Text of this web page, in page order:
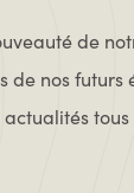
de
de nos futurs
tous